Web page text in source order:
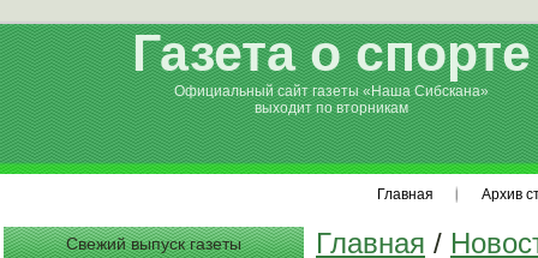
Газета о спорте
Официальный сайт газеты «Наша Сибскана»
выходит по вторникам
Главная Архив
Свежий выпуск газеты Главная /